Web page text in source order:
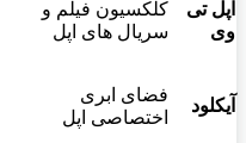
اپل تی
وی
کلکسیون فیلم و
سریال های اپل
آیکلود
فضای ابری
اختصاصی اپل